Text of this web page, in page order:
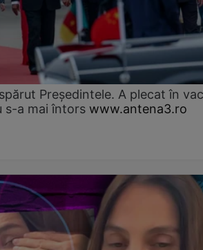
Președintele. A plecat în
s-a mai întors www.antena3.ro